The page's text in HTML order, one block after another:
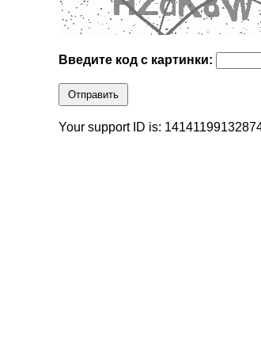
Введите код с картинки:
Отправить
Your support ID is: